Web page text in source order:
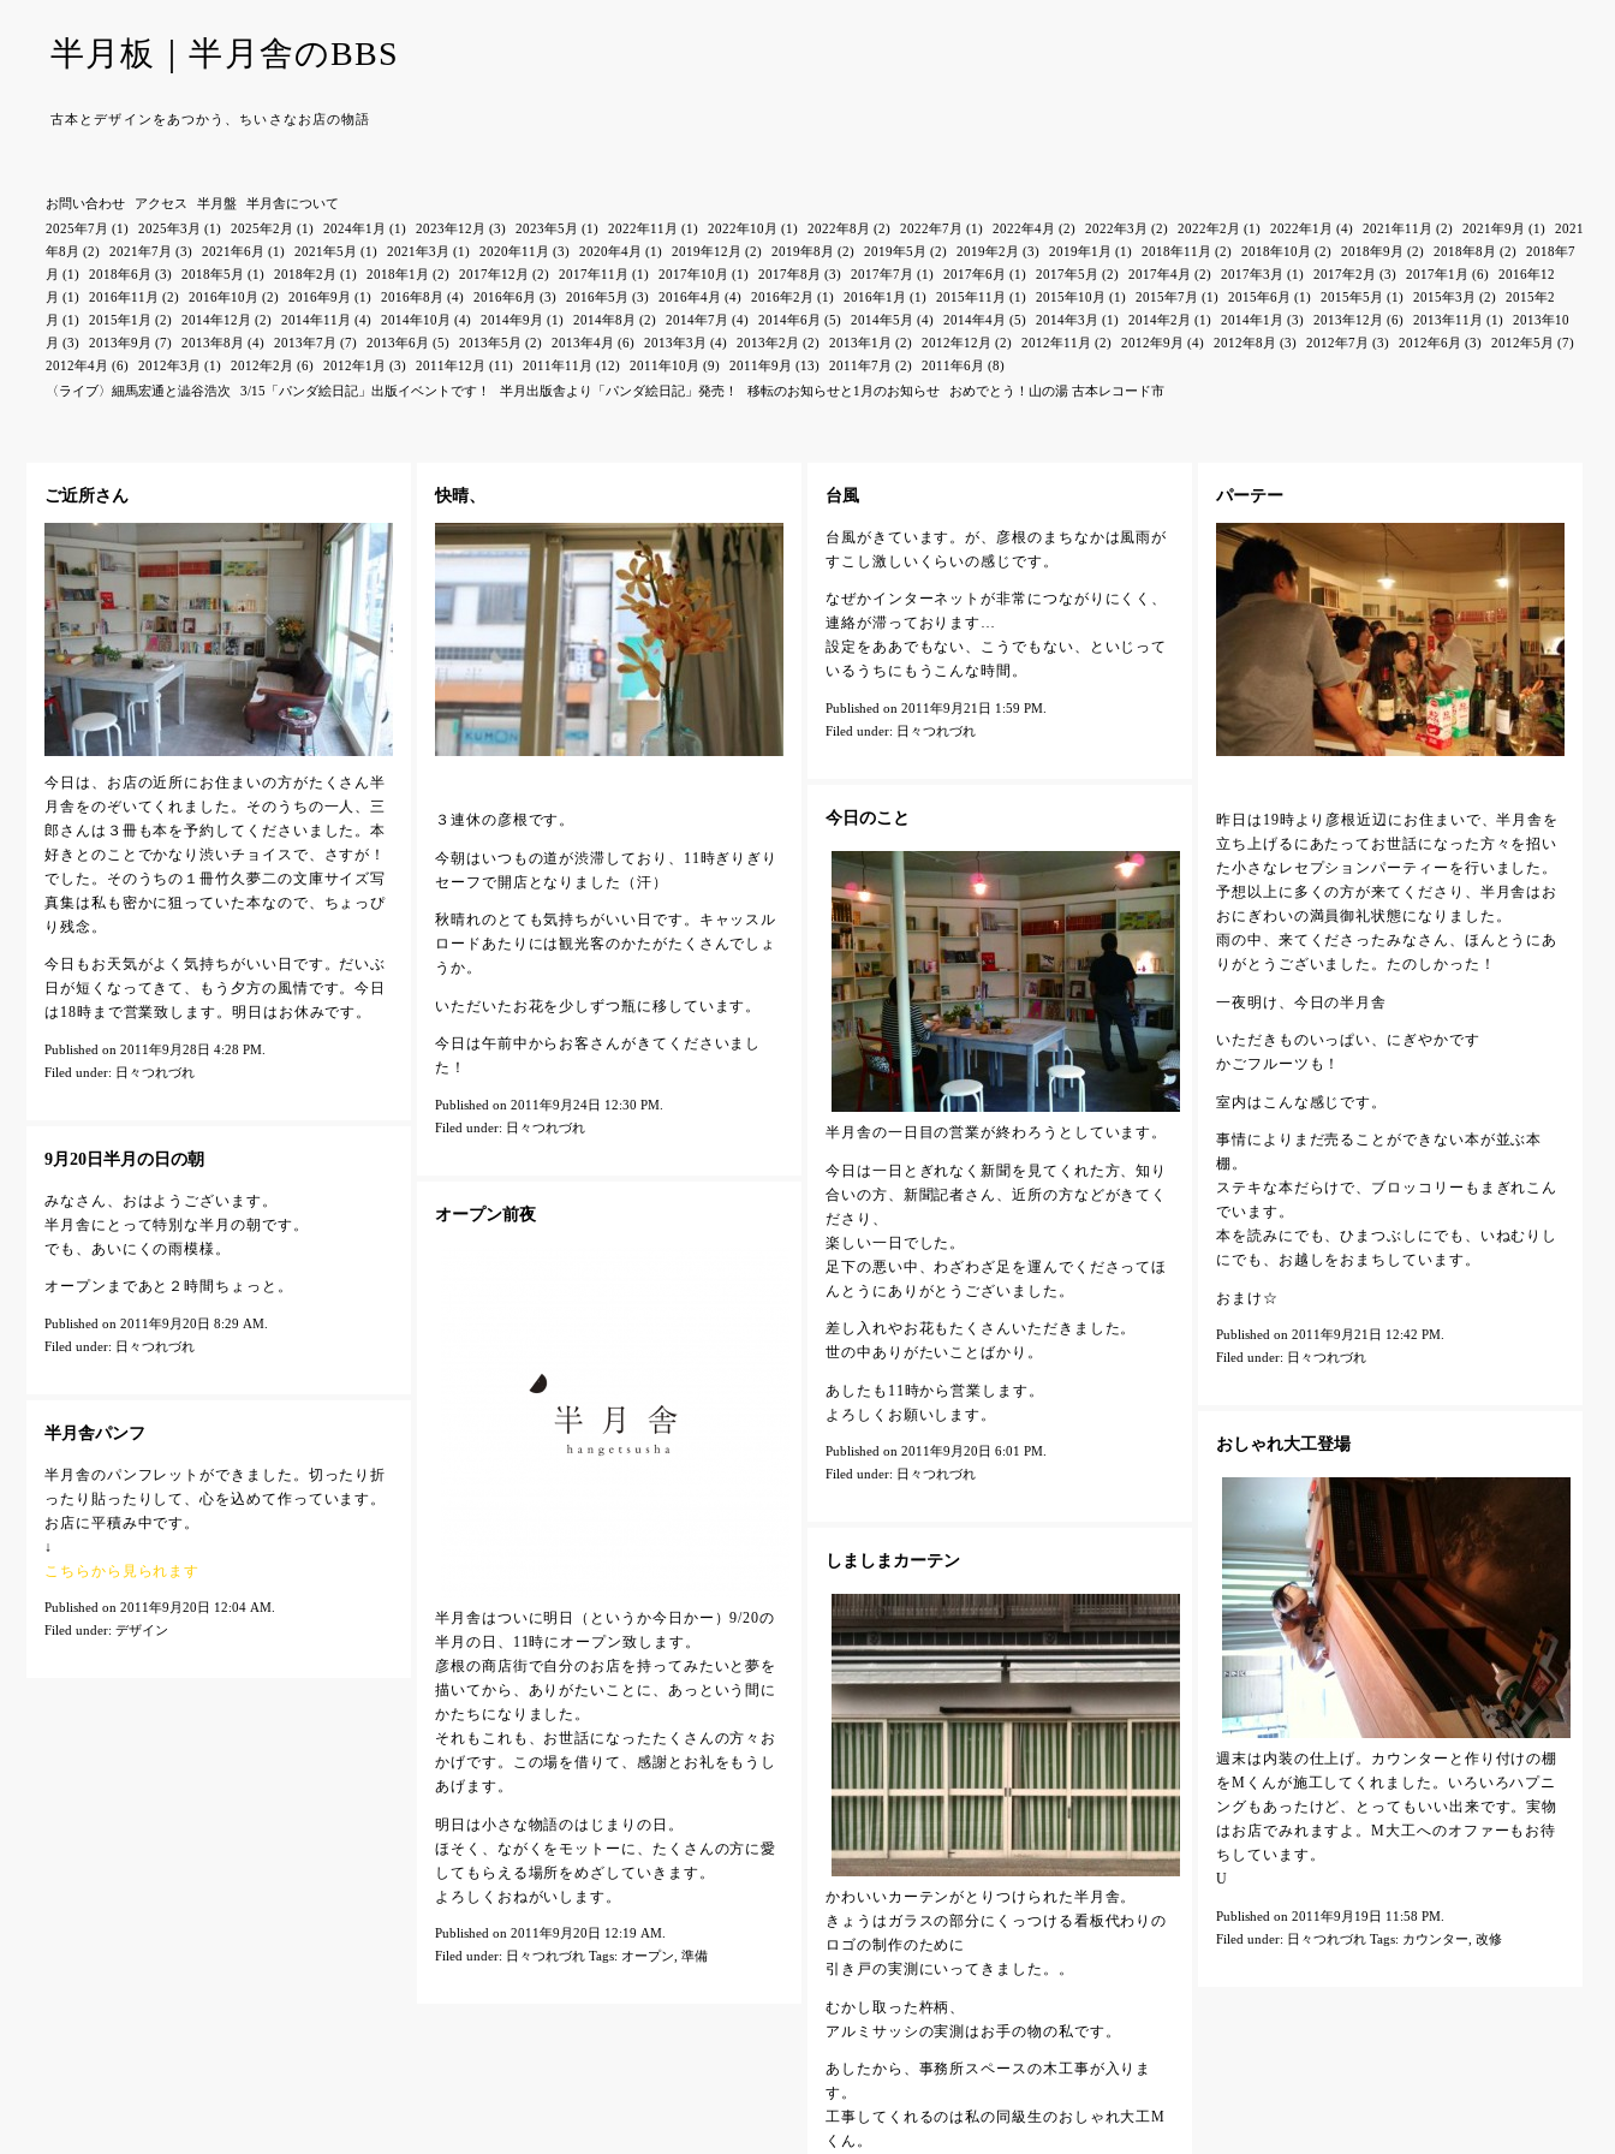
半月板｜半月舎のBBS
古本とデザインをあつかう、ちいさなお店の物語
お問い合わせ アクセス 半月盤
半月舎について
2025年7月 (1) 2025年3月 (1) 2025年2月 (1) 2024年1月 (1) 2023年12月 (3) 2023年5月 (1) 2022年11月 (1) 2022年10月 (1) 2022年8月 (2) 2022年7月 (1) 2022年4月 (2) 2022年3月 (2) 2022年2月 (1) 2022年1月 (4) 2021年11月 (2) 2021年9月 (1)
2021
年8月 (2) 2021年7月 (3) 2021年6月 (1) 2021年5月 (1) 2021年3月 (1) 2020年11月 (3) 2020年4月 (1) 2019年12月 (2) 2019年8月 (2) 2019年5月 (2) 2019年2月 (3) 2019年1月 (1) 2018年11月 (2) 2018年10月 (2) 2018年9月 (2) 2018年8月 (2)
2018年7
月 (1) 2018年6月 (3) 2018年5月 (1) 2018年2月 (1) 2018年1月 (2) 2017年12月 (2) 2017年11月 (1) 2017年10月 (1) 2017年8月 (3) 2017年7月 (1) 2017年6月 (1) 2017年5月 (2) 2017年4月 (2) 2017年3月 (1) 2017年2月 (3) 2017年1月 (6)
2016年12
月 (1) 2016年11月 (2) 2016年10月 (2) 2016年9月 (1) 2016年8月 (4) 2016年6月 (3) 2016年5月 (3) 2016年4月 (4) 2016年2月 (1) 2016年1月 (1) 2015年11月 (1) 2015年10月 (1) 2015年7月 (1) 2015年6月 (1) 2015年5月 (1) 2015年3月 (2)
2015年2
月 (1) 2015年1月 (2) 2014年12月 (2) 2014年11月 (4) 2014年10月 (4) 2014年9月 (1) 2014年8月 (2) 2014年7月 (4) 2014年6月 (5) 2014年5月 (4) 2014年4月 (5) 2014年3月 (1) 2014年2月 (1) 2014年1月 (3) 2013年12月 (6) 2013年11月 (1)
2013年10
月 (3) 2013年9月 (7) 2013年8月 (4) 2013年7月 (7) 2013年6月 (5) 2013年5月 (2) 2013年4月 (6) 2013年3月 (4) 2013年2月 (2) 2013年1月 (2) 2012年12月 (2) 2012年11月 (2) 2012年9月 (4) 2012年8月 (3) 2012年7月 (3) 2012年6月 (3) 2012年5月 (7)
2012年4月 (6) 2012年3月 (1) 2012年2月 (6) 2012年1月 (3) 2011年12月 (11) 2011年11月 (12) 2011年10月 (9) 2011年9月 (13) 2011年7月 (2) 2011年6月 (8)
〈ライブ〉細馬宏通と澁谷浩次
3/15「パンダ絵日記」出版イベントです！ 半月出版舎より「パンダ絵日記」発売！ 移転のお知らせと1月のお知らせ おめでとう！山の湯 古本レコード市
ご近所さん
今日は、お店の近所にお住まいの方がたくさん半
月舎をのぞいてくれました。そのうちの一人、三
郎さんは３冊も本を予約してくださいました。本
好きとのことでかなり渋いチョイスで、さすが！
でした。そのうちの１冊竹久夢二の文庫サイズ写
真集は私も密かに狙っていた本なので、ちょっぴ
り残念。
今日もお天気がよく気持ちがいい日です。だいぶ
日が短くなってきて、もう夕方の風情です。今日
は18時まで営業致します。明日はお休みです。
Published on 2011年9月28日 4:28 PM.
Filed under: 日々つれづれ
快晴、
３連休の彦根です。
今朝はいつもの道が渋滞しており、11時ぎりぎり
セーフで開店となりました（汗）
秋晴れのとても気持ちがいい日です。キャッスル
ロードあたりには観光客のかたがたくさんでしょ
うか。
いただいたお花を少しずつ瓶に移しています。
今日は午前中からお客さんがきてくださいまし
た！
Published on 2011年9月24日 12:30 PM.
Filed under: 日々つれづれ
台風
台風がきています。が、彦根のまちなかは風雨が
すこし激しいくらいの感じです。
なぜかインターネットが非常につながりにくく、
連絡が滞っております…
設定をああでもない、こうでもない、といじって
いるうちにもうこんな時間。
Published on 2011年9月21日 1:59 PM.
Filed under: 日々つれづれ
パーテー
昨日は19時より彦根近辺にお住まいで、半月舎を
立ち上げるにあたってお世話になった方々を招い
た小さなレセプションパーティーを行いました。
予想以上に多くの方が来てくださり、半月舎はお
おにぎわいの満員御礼状態になりました。
雨の中、来てくださったみなさん、ほんとうにあ
りがとうございました。たのしかった！
一夜明け、今日の半月舎
いただきものいっぱい、にぎやかです
かごフルーツも！
室内はこんな感じです。
事情によりまだ売ることができない本が並ぶ本
棚。
ステキな本だらけで、ブロッコリーもまぎれこん
でいます。
本を読みにでも、ひまつぶしにでも、いねむりし
にでも、お越しをおまちしています。
おまけ☆
Published on 2011年9月21日 12:42 PM.
Filed under: 日々つれづれ
今日のこと
半月舎の一日目の営業が終わろうとしています。
今日は一日とぎれなく新聞を見てくれた方、知り
合いの方、新聞記者さん、近所の方などがきてく
ださり、
楽しい一日でした。
足下の悪い中、わざわざ足を運んでくださってほ
んとうにありがとうございました。
差し入れやお花もたくさんいただきました。
世の中ありがたいことばかり。
あしたも11時から営業します。
よろしくお願いします。
Published on 2011年9月20日 6:01 PM.
Filed under: 日々つれづれ
9月20日半月の日の朝
みなさん、おはようございます。
半月舎にとって特別な半月の朝です。
でも、あいにくの雨模様。
オープンまであと２時間ちょっと。
Published on 2011年9月20日 8:29 AM.
Filed under: 日々つれづれ
オープン前夜
半月舎はついに明日（というか今日かー）9/20の
半月の日、11時にオープン致します。
彦根の商店街で自分のお店を持ってみたいと夢を
描いてから、ありがたいことに、あっという間に
かたちになりました。
それもこれも、お世話になったたくさんの方々お
かげです。この場を借りて、感謝とお礼をもうし
あげます。
明日は小さな物語のはじまりの日。
ほそく、ながくをモットーに、たくさんの方に愛
してもらえる場所をめざしていきます。
よろしくおねがいします。
Published on 2011年9月20日 12:19 AM.
Filed under: 日々つれづれ Tags: オープン 準備
半月舎パンフ
半月舎のパンフレットができました。切ったり折
ったり貼ったりして、心を込めて作っています。
お店に平積み中です。
↓
こちらから見られます
Published on 2011年9月20日 12:04 AM.
Filed under: デザイン
おしゃれ大工登場
週末は内装の仕上げ。カウンターと作り付けの棚
をMくんが施工してくれました。いろいろハプニ
ングもあったけど、とってもいい出来です。実物
はお店でみれますよ。M大工へのオファーもお待
ちしています。
U
Published on 2011年9月19日 11:58 PM.
Filed under: 日々つれづれ Tags: カウンター 改修
しましまカーテン
かわいいカーテンがとりつけられた半月舎。
きょうはガラスの部分にくっつける看板代わりの
ロゴの制作のために
引き戸の実測にいってきました。。
むかし取った杵柄、
アルミサッシの実測はお手の物の私です。
あしたから、事務所スペースの木工事が入りま
す。
工事してくれるのは私の同級生のおしゃれ大工M
くん。